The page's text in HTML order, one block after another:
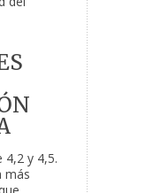
4,2 y 4,5.
más